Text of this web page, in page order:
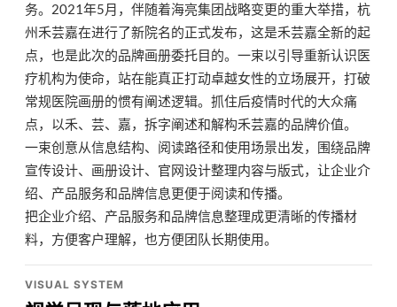
务。2021年5月，伴随着海亮集团战略变更的重大举措，杭
州禾芸嘉在进行了新院名的正式发布，这是禾芸嘉全新的起
点，也是此次的品牌画册委托目的。一束以引导重新认识医
疗机构为使命，站在能真正打动卓越女性的立场展开，打破
常规医院画册的惯有阐述逻辑。抓住后疫情时代的大众痛
点，以禾、芸、嘉，拆字阐述和解构禾芸嘉的品牌价值。
一束创意从信息结构、阅读路径和使用场景出发，围绕品牌
宣传设计、画册设计、官网设计整理内容与版式，让企业介
绍、产品服务和品牌信息更便于阅读和传播。
把企业介绍、产品服务和品牌信息整理成更清晰的传播材
料，方便客户理解，也方便团队长期使用。
VISUAL SYSTEM